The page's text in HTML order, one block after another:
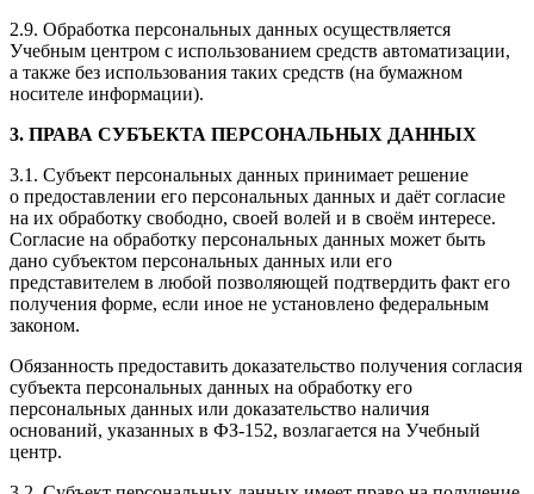
2.9. Обработка персональных данных осуществляется
Учебным центром с использованием средств автоматизации,
а также без использования таких средств (на бумажном
носителе информации).
3. ПРАВА СУБЪЕКТА ПЕРСОНАЛЬНЫХ ДАННЫХ
3.1. Субъект персональных данных принимает решение
о предоставлении его персональных данных и даёт согласие
на их обработку свободно, своей волей и в своём интересе.
Согласие на обработку персональных данных может быть
дано субъектом персональных данных или его
представителем в любой позволяющей подтвердить факт его
получения форме, если иное не установлено федеральным
законом.
Обязанность предоставить доказательство получения согласия
субъекта персональных данных на обработку его
персональных данных или доказательство наличия
оснований, указанных в ФЗ-152, возлагается на Учебный
центр.